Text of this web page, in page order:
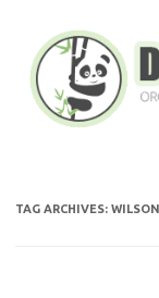
content
TAG ARCHIVES: WILSON